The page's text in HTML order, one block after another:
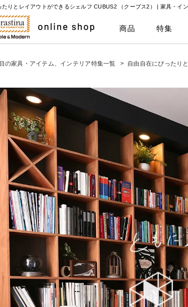
たりとレイアウトができるシェルフ CUBUS2 （クーブス2） | 家具・イ
商品 特集
の家具・アイテム、インテリア特集一覧 > 自由自在にぴったり